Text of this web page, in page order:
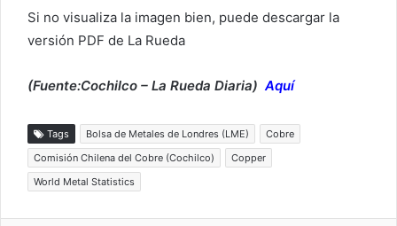
Si no visualiza la imagen bien, puede descargar la
versión PDF de La Rueda
(Fuente:Cochilco – La Rueda Diaria) Aquí
Tags Bolsa de Metales de Londres (LME)
Cobre
Comisión Chilena del Cobre (Cochilco)
Copper
World Metal Statistics